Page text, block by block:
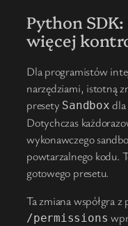
Python
więcej
Dla programistów
narzędziami, istotną
presety Sandbox
Dotychczas
wykonawczego
powtarzalnego kodu.
gotowego presetu.
Ta zmiana współgra
/permissions